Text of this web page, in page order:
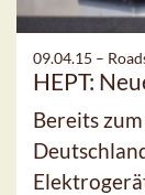
09.04.15 –
HEPT:
Bereits